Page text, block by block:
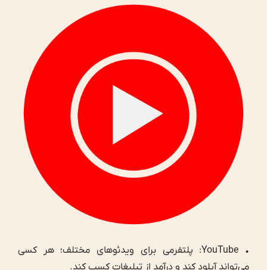
• YouTube: پلتفرمی برای ویدئوهای مختلف؛ هر کسی
می‌تواند آپلود کند و درآمد از تبلیغات کسب کند.